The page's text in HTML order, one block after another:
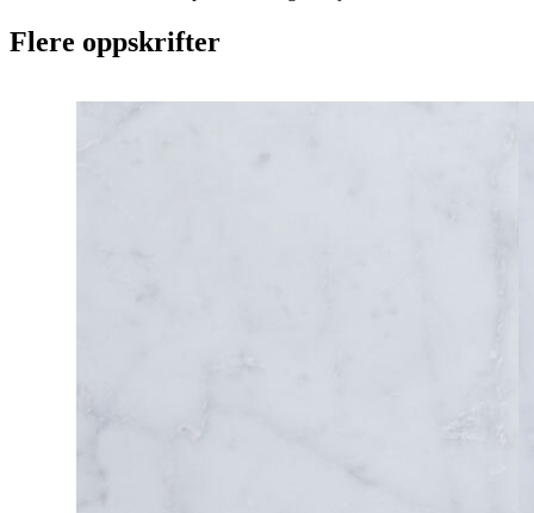
Flere oppskrifter